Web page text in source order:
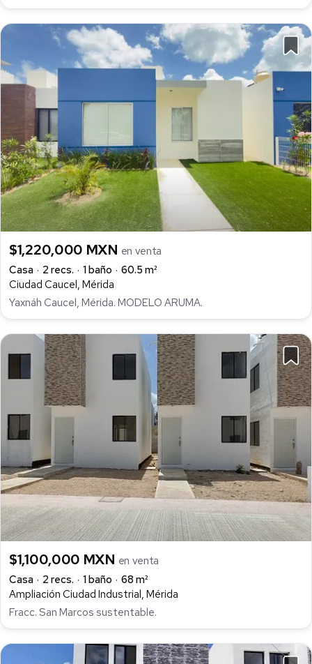
$1,220,000 MXN en venta
Casa
2 recs. 1 baño
60.5 m²
Ciudad Caucel, Mérida
Yaxnáh Caucel, Mérida. MODELO ARUMA.
$1,100,000 MXN en venta
Casa
2 recs. 1 baño
68 m²
Ampliación Ciudad Industrial, Mérida
Fracc. San Marcos sustentable.